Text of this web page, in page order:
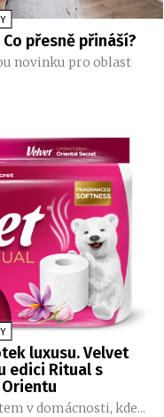
přesně přináší?
novinku pro oblast
luxusu. Velvet
edici Ritual s
v domácnosti, kde...